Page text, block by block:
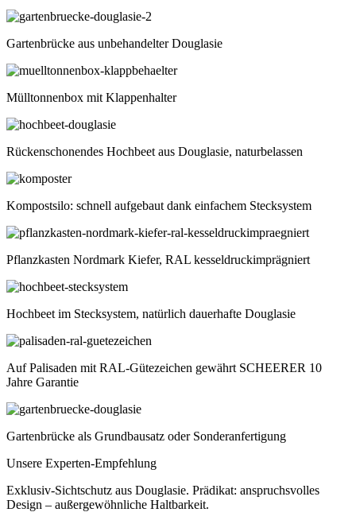
Gartenbrücke aus unbehandelter Douglasie
Mülltonnenbox mit Klappenhalter
Rückenschonendes Hochbeet aus Douglasie, naturbelassen
Kompostsilo: schnell aufgebaut dank einfachem Stecksystem
Pflanzkasten Nordmark Kiefer, RAL kesseldruckimprägniert
Hochbeet im Stecksystem, natürlich dauerhafte Douglasie
Auf Palisaden mit RAL-Gütezeichen gewährt SCHEERER 10
Jahre Garantie
Gartenbrücke als Grundbausatz oder Sonderanfertigung
Unsere Experten-Empfehlung
Exklusiv-Sichtschutz aus Douglasie. Prädikat: anspruchsvolles
Design – außergewöhnliche Haltbarkeit.